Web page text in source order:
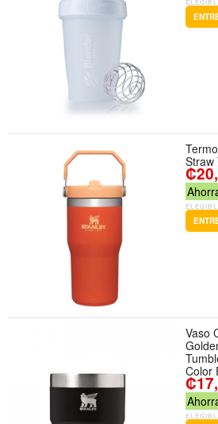
Straw
Vaso
Color